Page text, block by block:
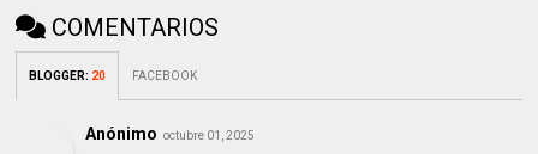
COMENTARIOS
BLOGGER: 20 FACEBOOK
Anónimo octubre 01, 2025